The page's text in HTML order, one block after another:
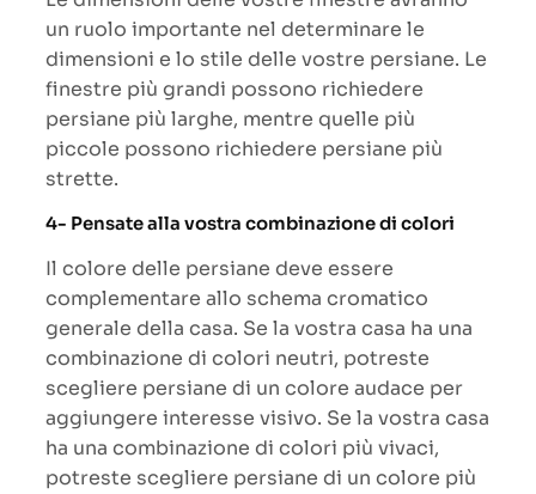
un ruolo importante nel determinare le
dimensioni e lo stile delle vostre persiane. Le
finestre più grandi possono richiedere
persiane più larghe, mentre quelle più
piccole possono richiedere persiane più
strette.
4- Pensate alla vostra combinazione di colori
Il colore delle persiane deve essere
complementare allo schema cromatico
generale della casa. Se la vostra casa ha una
combinazione di colori neutri, potreste
scegliere persiane di un colore audace per
aggiungere interesse visivo. Se la vostra casa
ha una combinazione di colori più vivaci,
potreste scegliere persiane di un colore più